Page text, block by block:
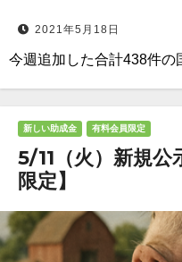
2021年5月18日
今週追加した合計438件の
新しい助成金 有料会員限定
5/11（火）新規公
限定】